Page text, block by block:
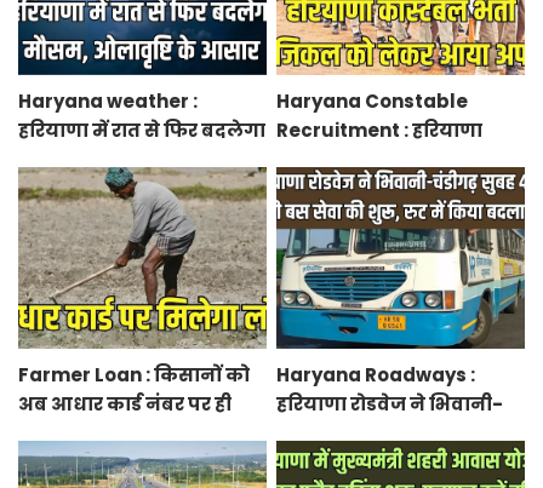
Haryana weather :
हरियाणा में रात से फिर बदलेगा
Haryana Constable
Recruitment : हरियाणा
लेकर आया अपडेट, हर पद के
लिए 55 युवाओं ने किया
आवेदन
Farmer Loan : किसानों को
अब आधार कार्ड नंबर पर ही
से एमओयू करेगी सरकार
Haryana Roadways :
हरियाणा रोडवेज ने भिवानी-
रुट में किया बदलाव